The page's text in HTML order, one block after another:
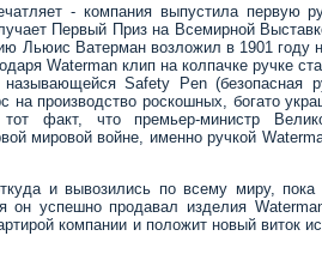
- компания выпустила первую
Первый Приз на Всемирной
Льюис Ватерман возложил в 1901 году
Waterman клип на колпачке ручке
Safety Pen (безопасная
производство роскошных, богато
тот факт, что премьер-министр
мировой войне, именно ручкой
и вывозились по всему миру,
успешно продавал изделия
компании и положит новый виток